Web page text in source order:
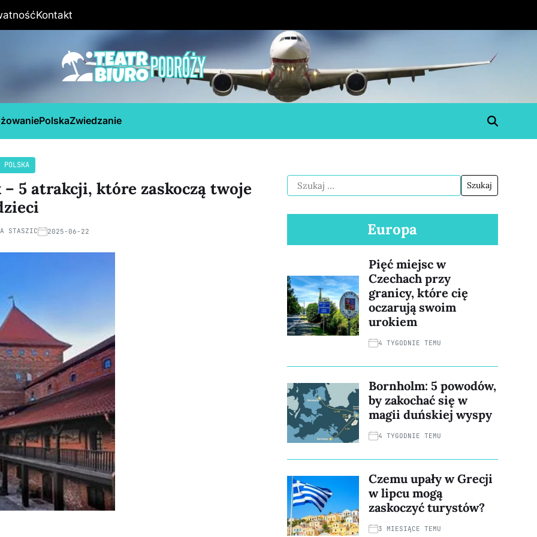
Kontakt
PolskaZwiedzanie
POLSKA
5 atrakcji, które zaskoczą twoje
STASZIC 2025-06-22 Europa
Pięć miejsc w
Czechach przy
granicy, które cię
oczarują swoim
urokiem
4 TYGODNIE TEMU
Bornholm: 5 powodów,
by zakochać się w
magii duńskiej wyspy
4 TYGODNIE TEMU
Czemu upały w Grecji
w lipcu mogą
zaskoczyć turystów?
3 MIESIĄCE TEMU